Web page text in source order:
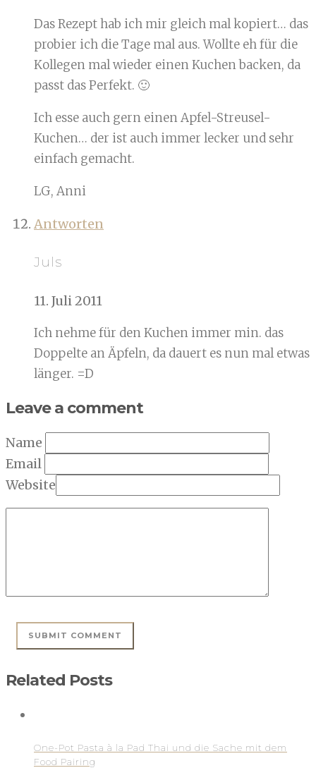
Das Rezept hab ich mir gleich mal kopiert… das
probier ich die Tage mal aus. Wollte eh für die
Kollegen mal wieder einen Kuchen backen, da
passt das Perfekt. 🙂
Ich esse auch gern einen Apfel-Streusel-
Kuchen… der ist auch immer lecker und sehr
einfach gemacht.
LG, Anni
Antworten
Juls
11. Juli 2011
Ich nehme für den Kuchen immer min. das
Doppelte an Äpfeln, da dauert es nun mal etwas
länger. =D
Leave a comment
Name
Email
Website
Related Posts
One-Pot Pasta à la Pad Thai und die Sache mit dem
Food Pairing